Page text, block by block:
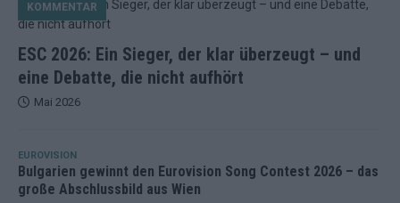
ESC 2026: Ein Sieger, der klar überzeugt – und
eine Debatte, die nicht aufhört
KOMMENTAR
Mai 2026
EUROVISION
Bulgarien gewinnt den Eurovision Song Contest 2026 – das
große Abschlussbild aus Wien